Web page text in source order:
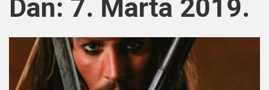
Dan: 7. Marta 2019.